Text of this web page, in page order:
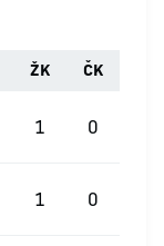
ŽK ČK
1 0
1 0